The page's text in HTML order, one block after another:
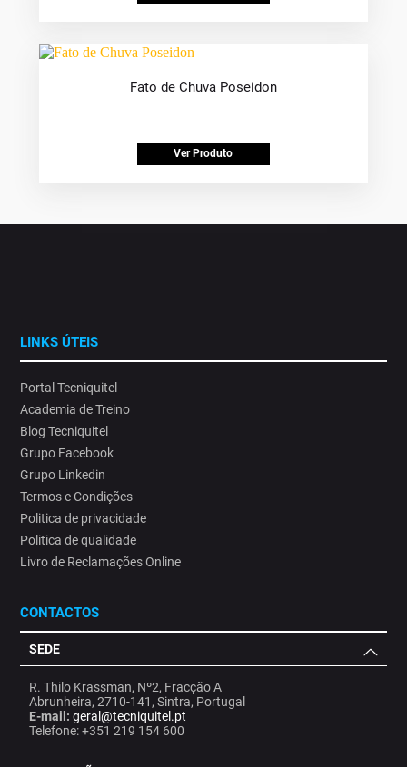
Fato de Chuva Poseidon
Ver Produto
LINKS ÚTEIS
Portal Tecniquitel
Academia de Treino
Blog Tecniquitel
Grupo Facebook
Grupo Linkedin
Termos e Condições
Politica de privacidade
Politica de qualidade
Livro de Reclamações Online
CONTACTOS
SEDE
R. Thilo Krassman, Nº2, Fracção A
Abrunheira, 2710-141, Sintra, Portugal
E-mail: geral@tecniquitel.pt
Telefone: +351 219 154 600